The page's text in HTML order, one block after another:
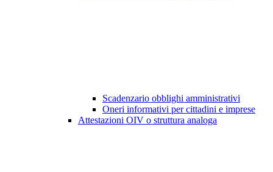
Scadenzario obblighi amministrativi
Oneri informativi per cittadini e imprese
Attestazioni OIV o struttura analoga